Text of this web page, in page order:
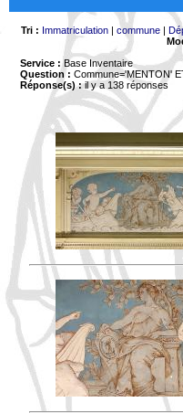
Tri : Immatriculation| commune|
Service : Base Inventaire
Question : Commune='MENTON'
Réponse(s) :il y a 138 réponses